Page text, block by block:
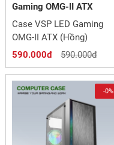
Gaming OMG-II ATX
Case VSP LED Gaming
OMG-II ATX (Hồng)
590.000đ
590.000đ
-0%